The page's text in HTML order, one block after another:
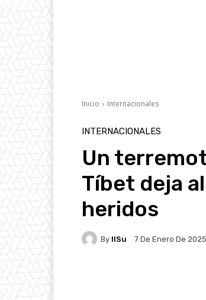
Inicio Internacionales
INTERNACIONALES
Un
Tíbet deja
heridos
By IlSu 7 De Enero De 2025